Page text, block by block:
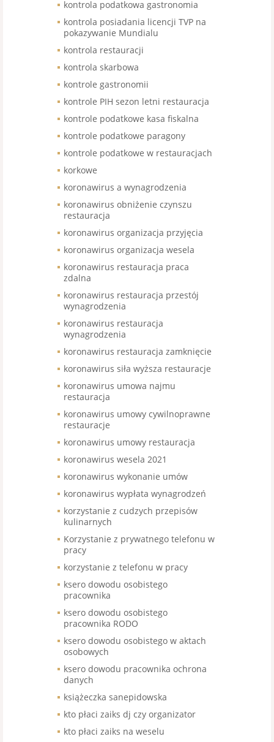
kontrola podatkowa gastronomia
kontrola posiadania licencji TVP na
pokazywanie Mundialu
kontrola restauracji
kontrola skarbowa
kontrole gastronomii
kontrole PIH sezon letni restauracja
kontrole podatkowe kasa fiskalna
kontrole podatkowe paragony
kontrole podatkowe w restauracjach
korkowe
koronawirus a wynagrodzenia
koronawirus obniżenie czynszu
restauracja
koronawirus organizacja przyjęcia
koronawirus organizacja wesela
koronawirus restauracja praca
zdalna
koronawirus restauracja przestój
wynagrodzenia
koronawirus restauracja
wynagrodzenia
koronawirus restauracja zamknięcie
koronawirus siła wyższa restauracje
koronawirus umowa najmu
restauracja
koronawirus umowy cywilnoprawne
restauracje
koronawirus umowy restauracja
koronawirus wesela 2021
koronawirus wykonanie umów
koronawirus wypłata wynagrodzeń
korzystanie z cudzych przepisów
kulinarnych
Korzystanie z prywatnego telefonu w
pracy
korzystanie z telefonu w pracy
ksero dowodu osobistego
pracownika
ksero dowodu osobistego
pracownika RODO
ksero dowodu osobistego w aktach
osobowych
ksero dowodu pracownika ochrona
danych
książeczka sanepidowska
kto płaci zaiks dj czy organizator
kto płaci zaiks na weselu